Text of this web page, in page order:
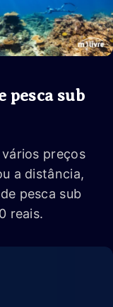
pesca sub
preços
a distância,
pesca sub
reais.